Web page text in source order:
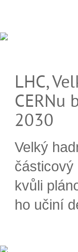
LHC,
CERNu
2030
Velký
částicový
kvůli
ho učiní